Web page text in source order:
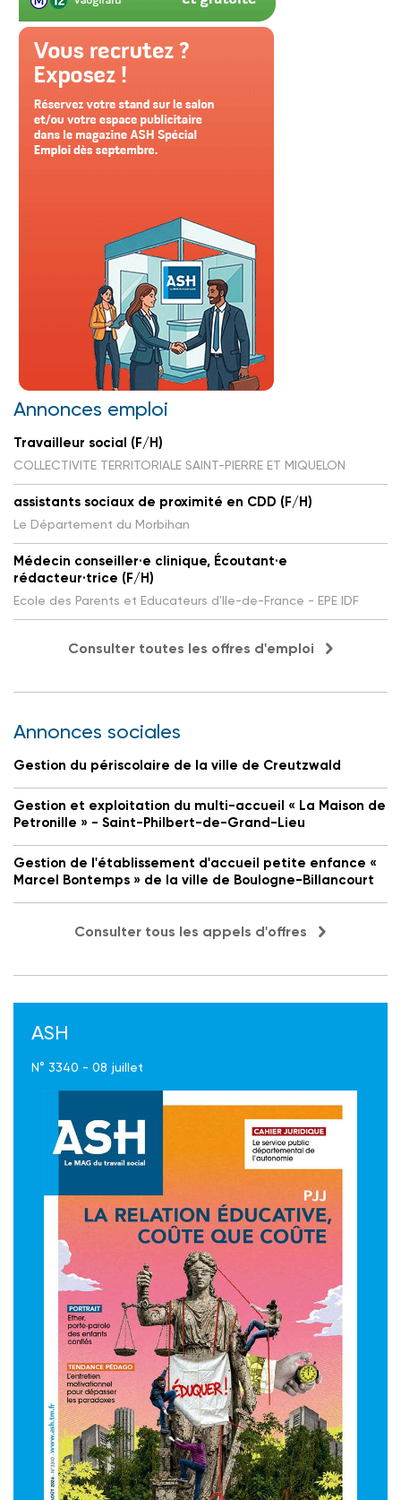
Annonces emploi
Travailleur social (F/H)
COLLECTIVITE TERRITORIALE SAINT-PIERRE ET MIQUELON
assistants sociaux de proximité en CDD (F/H)
Le Département du Morbihan
Médecin conseiller·e clinique, Écoutant·e
rédacteur·trice (F/H)
Ecole des Parents et Educateurs d'Ile-de-France - EPE IDF
Consulter toutes les offres d'emploi
Annonces sociales
Gestion du périscolaire de la ville de Creutzwald
Gestion et exploitation du multi-accueil « La Maison de
Petronille » - Saint-Philbert-de-Grand-Lieu
Gestion de l'établissement d'accueil petite enfance «
Marcel Bontemps » de la ville de Boulogne-Billancourt
Consulter tous les appels d'offres
ASH
N° 3340 - 08 juillet